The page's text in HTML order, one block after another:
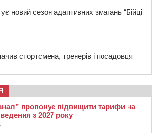
новий сезон адаптивних змагань “Бійці
спортсмена, тренерів і посадовця
пропонує підвищити тарифи на
з 2027 року